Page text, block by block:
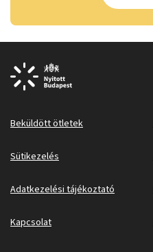
Beküldött ötletek
Sütikezelés
Adatkezelési tájékoztató
Kapcsolat